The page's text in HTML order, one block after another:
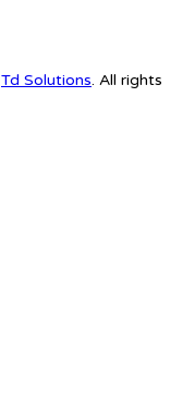
Td Solutions. All rights